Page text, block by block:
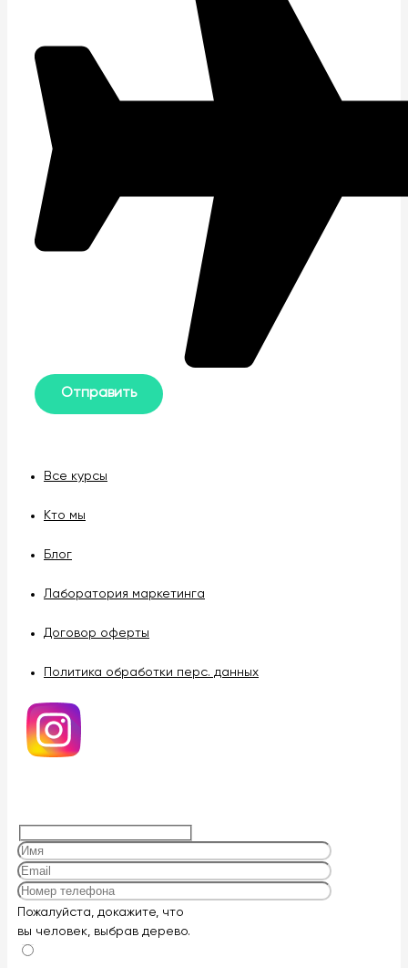
Все курсы
Кто мы
Блог
Лаборатория маркетинга
Договор оферты
Политика обработки перс. данных
Оставьте
это
поле
Пожалуйста, докажите, что
вы человек, выбравдерево.